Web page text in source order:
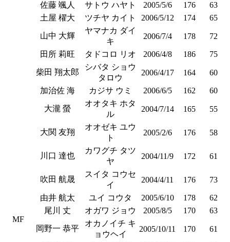
佐藤 颯人
サトウ ハヤト 2005/5/6 176
63
土屋 櫂大
ツチヤ カイト 2006/5/12 174 65
山中 大輝
ヤマナカ ダイ
キ
2006/7/4 178 72
田所 莉旺 タドコロ リオ 2006/4/8 186 75
柴田 翔太郎
シバタ ショウ
タロウ
2006/4/17 164 60
加治佐 海 カジサ ウミ 2006/6/5 162 60
MF
大瀧 螢
オオタキ ホタ
ル
2004/7/14 165 55
大関 友翔
オオゼキ ユウ
ト
2005/2/6 176 58
川口 達也
カワグチ タツ
ヤ
2004/11/9 172 61
吹田 航晟
スイタ コウセ
イ
2004/4/11 176 73
由井 航太 ユイ コウタ 2005/6/10 178
62
尾川 丈
オガワ ジョウ 2005/8/5 170 63
岡野一 恭平
オカノイチ キ
ョウヘイ
2005/10/11 170 61